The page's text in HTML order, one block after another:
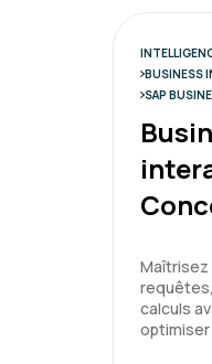
BUSINESS
SAP
Maîtrisez
calculs
optimiser